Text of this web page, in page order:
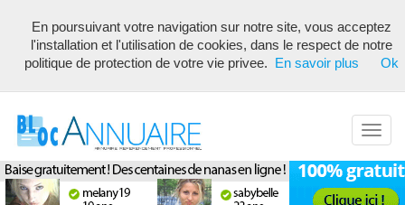
Annuaire référencement pour les webmasters, optimisé seo avec
description unique de votre fiche pour proposer du contenu pertinent
pour les moteurs de recherche ! Optimiser vos fiches
En poursuivant votre navigation sur notre site, vous acceptez
l'installation et l'utilisation de cookies, dans le respect de notre
politique de protection de votre vie privee.
En savoir plus Ok